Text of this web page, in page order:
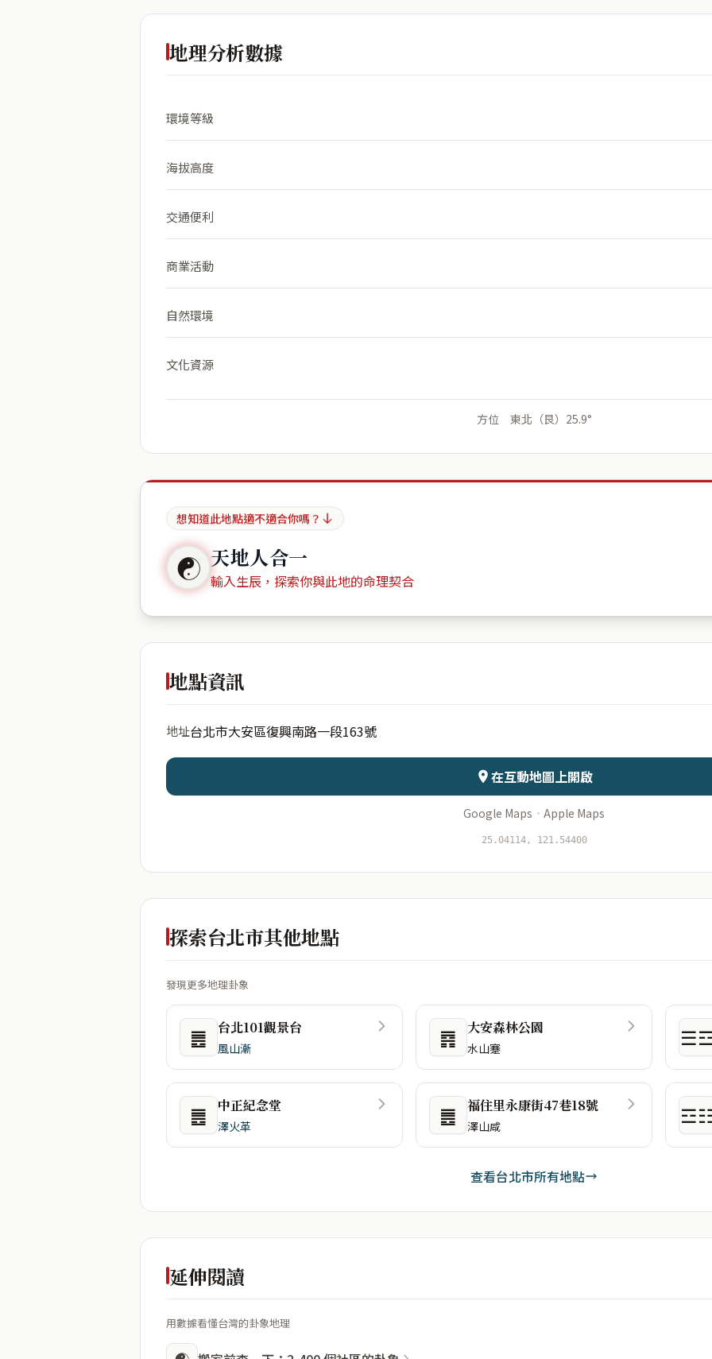
地理分析數據
環境等級
海拔高度
交通便利
商業活動
自然環境
文化資源
方位 東北（艮）25.9°
想知道此地點適不適合你嗎？
☯ 天地人合一
輸入生辰，探索你與此地的命理契合
地點資訊
地址台北市大安區復興南路一段163號
在互動地圖上開啟
Google Maps · Apple Maps
25.04114, 121.54400
探索台北市其他地點
發現更多地理卦象
䷌ 台北101觀景台
風山漸 ䷴ 大安森林公園
水山蹇
䷌ 中正紀念堂
澤火革 ䷌ 福住里永康街47巷18號
澤山咸
查看台北市所有地點
延伸閱讀
用數據看懂台灣的卦象地理